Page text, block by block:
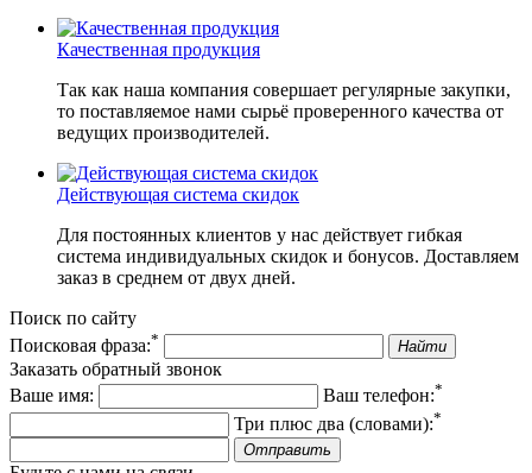
Качественная продукция
Так как наша компания совершает регулярные закупки,
то поставляемое нами сырьё проверенного качества от
ведущих производителей.
Действующая система скидок
Для постоянных клиентов у нас действует гибкая
система индивидуальных скидок и бонусов. Доставляем
заказ в среднем от двух дней.
Поиск по сайту
Поисковая фраза:* Найти
Заказать обратный звонок
Ваше имя:
Ваш телефон:*
Три плюс два (словами):*
Отправить